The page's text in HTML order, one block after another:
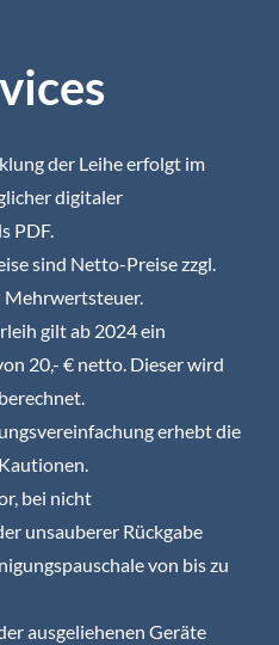
der Leihe erfolgt im
digitaler
PDF.
sind Netto-Preise zzgl.
Mehrwertsteuer.
gilt ab 2024 ein
20,- € netto. Dieser wird
erhebt die
bei nicht
unsauberer Rückgabe
von bis zu
ausgeliehenen Geräte